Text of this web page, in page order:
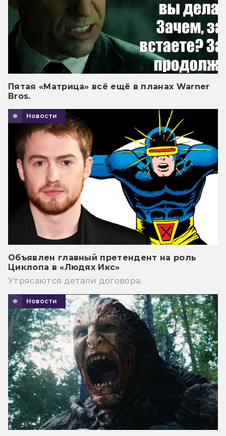
Пятая «Матрица» всё ещё в планах Warner
Bros.
Новости
Объявлен главный претендент на роль
Циклопа в «Людях Икс»
Утрясаются детали договора.
Новости